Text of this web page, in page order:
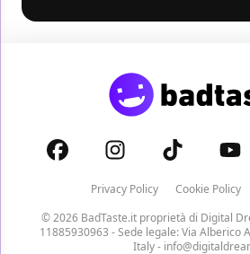
Privacy Policy Cookie Policy
© 2026 BadTaste.it proprietà di Digital
11885930963 - Sede legale: Via Alberico
Italy -